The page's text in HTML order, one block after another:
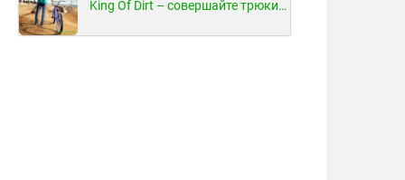
King Of Dirt – совершайте трюки на велосипеде!